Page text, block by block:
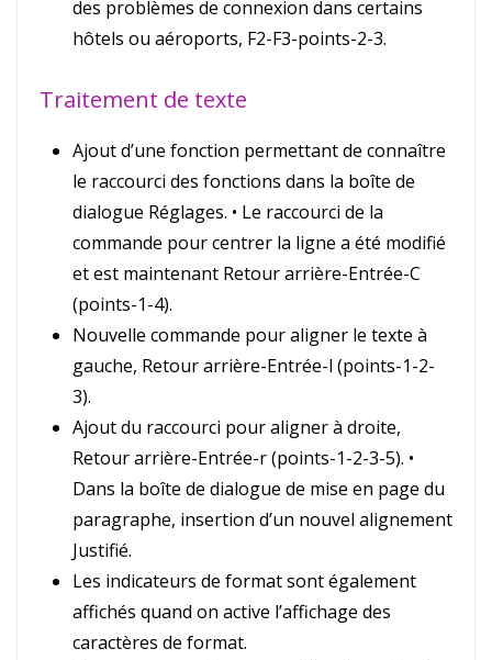
des problèmes de connexion dans certains
hôtels ou aéroports, F2-F3-points-2-3.
Traitement de texte
Ajout d’une fonction permettant de connaître
le raccourci des fonctions dans la boîte de
dialogue Réglages. • Le raccourci de la
commande pour centrer la ligne a été modifié
et est maintenant Retour arrière-Entrée-C
(points-1-4).
Nouvelle commande pour aligner le texte à
gauche, Retour arrière-Entrée-l (points-1-2-
3).
Ajout du raccourci pour aligner à droite,
Retour arrière-Entrée-r (points-1-2-3-5). •
Dans la boîte de dialogue de mise en page du
paragraphe, insertion d’un nouvel alignement
Justifié.
Les indicateurs de format sont également
affichés quand on active l’affichage des
caractères de format.